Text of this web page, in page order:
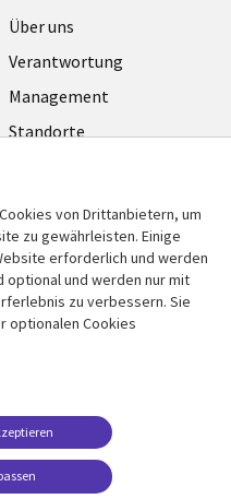
Useful
links
GERMANY
Über uns
Verantwortung
Management
Standorte
Rechtliches
Beschwerden/Hinweise
Compliance
Datenschutz
von Drittanbietern, um
zu gewährleisten. Einige
erforderlich und werden
und werden nur mit
zu verbessern. Sie
optionalen Cookies